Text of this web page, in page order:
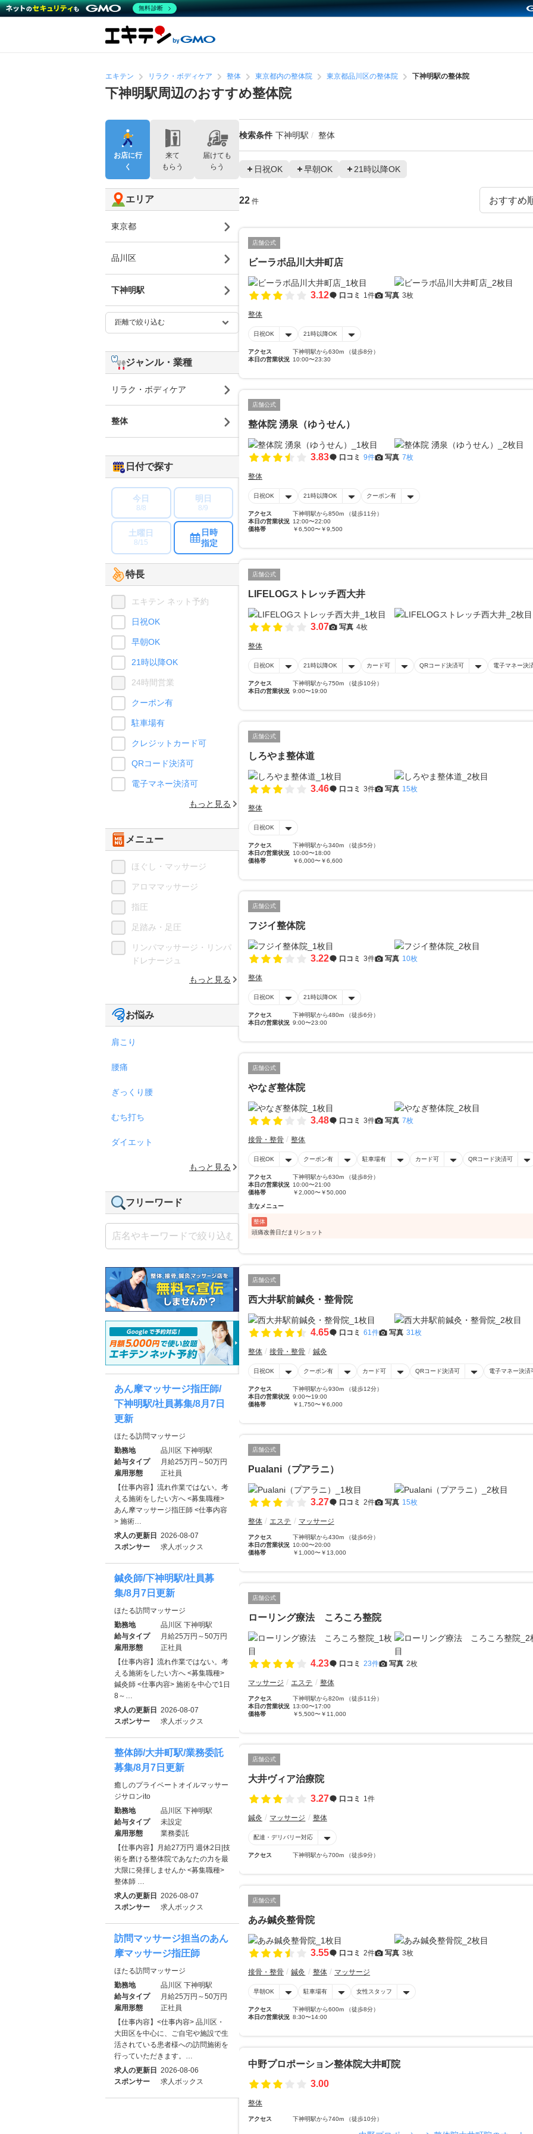
エキテン リラク・ボディケア 整体 東京都内の整体院 東京都品川区の整体院 下神明駅の整体院
下神明駅周辺のおすすめ整体院
検索条件 下神明駅 整体
日祝OK 早朝OK 21時以降OK
22 件
店舗公式
ビーラボ品川大井町店
3.12 口コミ 1件 写真 3枚
整体
日祝OK 21時以降OK
アクセス
下神明駅から630m （徒歩8分）
本日の営業状況 10:00〜23:30
店舗公式
整体院 湧泉（ゆうせん）
3.83 口コミ 9件 写真 7枚
整体
日祝OK 21時以降OK クーポン有
アクセス
下神明駅から850m （徒歩11分）
本日の営業状況 12:00〜22:00
価格帯
￥6,500〜￥9,500
店舗公式
LIFELOGストレッチ西大井
3.07 写真 4枚
整体
日祝OK 21時以降OK カード可 QRコード決済可 電子マネー決
アクセス
下神明駅から750m （徒歩10分）
本日の営業状況 9:00〜19:00
店舗公式
しろやま整体道
3.46 口コミ 3件 写真 15枚
整体
日祝OK
アクセス
下神明駅から340m （徒歩5分）
本日の営業状況 10:00〜18:00
価格帯
￥6,000〜￥6,600
店舗公式
フジイ整体院
3.22 口コミ 3件 写真 10枚
整体
日祝OK 21時以降OK
アクセス
下神明駅から480m （徒歩6分）
本日の営業状況 9:00〜23:00
店舗公式
やなぎ整体院
3.48 口コミ 3件 写真 7枚
接骨・整骨 整体
日祝OK クーポン有 駐車場有 カード可 QRコード決済可
アクセス
下神明駅から630m （徒歩8分）
本日の営業状況 10:00〜21:00
価格帯
￥2,000〜￥50,000
主なメニュー
整体
頭痛改善日だまりショット
店舗公式
西大井駅前鍼灸・整骨院
4.65 口コミ 61件 写真 31枚
整体 接骨・整骨 鍼灸
日祝OK クーポン有 カード可 QRコード決済可 電子マネー決済
アクセス
下神明駅から930m （徒歩12分）
本日の営業状況 9:00〜19:00
価格帯
￥1,750〜￥6,000
店舗公式
Pualani（プアラニ）
3.27 口コミ 2件 写真 15枚
整体 エステ マッサージ
アクセス
下神明駅から430m （徒歩6分）
本日の営業状況 10:00〜20:00
価格帯
￥1,000〜￥13,000
店舗公式
ローリング療法 ころころ整院
4.23 口コミ 23件 写真 2枚
マッサージ エステ 整体
アクセス
下神明駅から820m （徒歩11分）
本日の営業状況 13:00〜17:00
価格帯
￥5,500〜￥11,000
店舗公式
大井ヴィア治療院
3.27
口コミ 1件
鍼灸 マッサージ 整体
配達・デリバリー対応
アクセス 下神明駅から700m （徒歩9分）
店舗公式
あみ鍼灸整骨院
3.55 口コミ 2件 写真 3枚
接骨・整骨 鍼灸 整体 マッサージ
早朝OK 駐車場有 女性スタッフ
アクセス
下神明駅から600m （徒歩8分）
本日の営業状況 8:30〜14:00
中野プロポーション整体院大井町院
3.00
整体
アクセス 下神明駅から740m （徒歩10分）
お店に行
く
来て
もらう
届けても
らう
エリア
東京都
品川区
下神明駅
ジャンル・業種
リラク・ボディケア
整体
日付で探す
今日
8/8
明日
8/9
土曜日
8/15
日時
指定
特長
エキテン ネット予約
日祝OK
早朝OK
21時以降OK
24時間営業
クーポン有
駐車場有
クレジットカード可
QRコード決済可
電子マネー決済可
もっと見る
メニュー
ほぐし・マッサージ
アロママッサージ
指圧
足踏み・足圧
リンパマッサージ・リンパ
ドレナージュ
もっと見る
お悩み
肩こり
腰痛
ぎっくり腰
むち打ち
ダイエット
もっと見る
フリーワード
あん摩マッサージ指圧師/
下神明駅/社員募集/8月7日
更新
ほたる訪問マッサージ
勤務地
品川区 下神明駅
給与タイプ
月給25万円～50万円
雇用形態
正社員
【仕事内容】流れ作業ではない。考
える施術をしたい方へ <募集職種>
あん摩マッサージ指圧師 <仕事内容
> 施術…
求人の更新日 2026-08-07
スポンサー
求人ボックス
鍼灸師/下神明駅/社員募
集/8月7日更新
ほたる訪問マッサージ
勤務地
品川区 下神明駅
給与タイプ
月給25万円～50万円
雇用形態
正社員
【仕事内容】流れ作業ではない。考
える施術をしたい方へ <募集職種>
鍼灸師 <仕事内容> 施術を中心で1日
8～…
求人の更新日 2026-08-07
スポンサー
求人ボックス
整体師/大井町駅/業務委託
募集/8月7日更新
癒しのプライベートオイルマッサー
ジサロンito
勤務地
品川区 下神明駅
給与タイプ
未設定
雇用形態
業務委託
【仕事内容】月給27万円 週休2日|技
術を磨ける整体院であなたの力を最
大限に発揮しませんか <募集職種>
整体師 …
求人の更新日 2026-08-07
スポンサー
求人ボックス
訪問マッサージ担当のあん
摩マッサージ指圧師
ほたる訪問マッサージ
勤務地
品川区 下神明駅
給与タイプ
月給25万円～50万円
雇用形態
正社員
【仕事内容】<仕事内容> 品川区・
大田区を中心に、ご自宅や施設で生
活されている患者様への訪問施術を
行っていただきます。…
求人の更新日 2026-08-06
スポンサー
求人ボックス
無料診断